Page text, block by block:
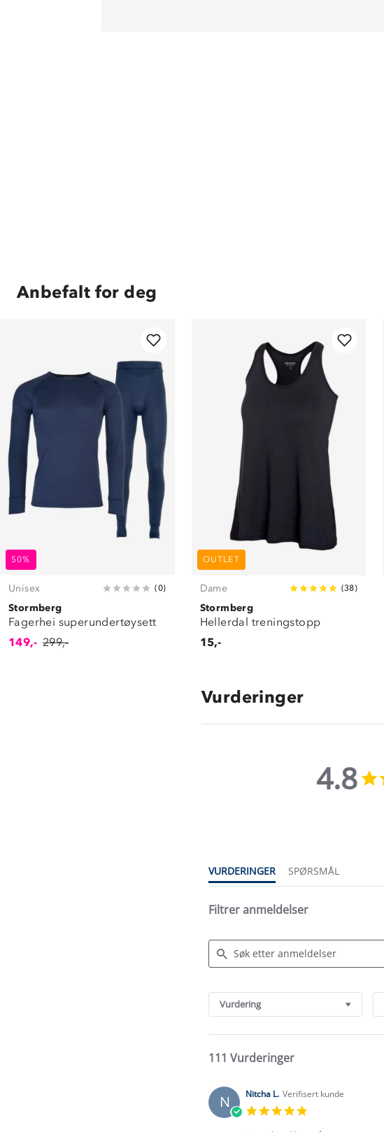
Anbefalt for deg
50%
Unisex (0)
Stormberg
Fagerhei superundertøysett
149,- 299,-
OUTLET
Dame (38)
Stormberg
Hellerdal treningstopp
15,-
Vurderinger
4.8
VURDERINGER
SPØRSMÅL
Filtrer anmeldelser
Reviews
Vurdering
111 Vurderinger
N Nitcha L. Verifisert kunde